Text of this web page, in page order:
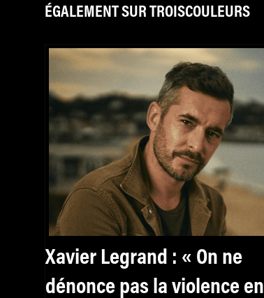
ÉGALEMENT SUR TROISCOULEURS
Xavier Legrand : « On ne
dénonce pas la violence en